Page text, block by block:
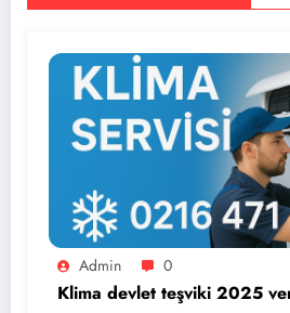
Admin 0
Klima devlet teşviki 2025